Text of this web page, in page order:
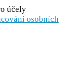
účely
osobních